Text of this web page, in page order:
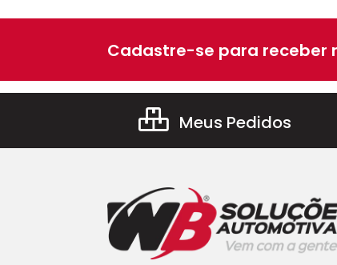
Cadastre-se para receber
Meus Pedidos